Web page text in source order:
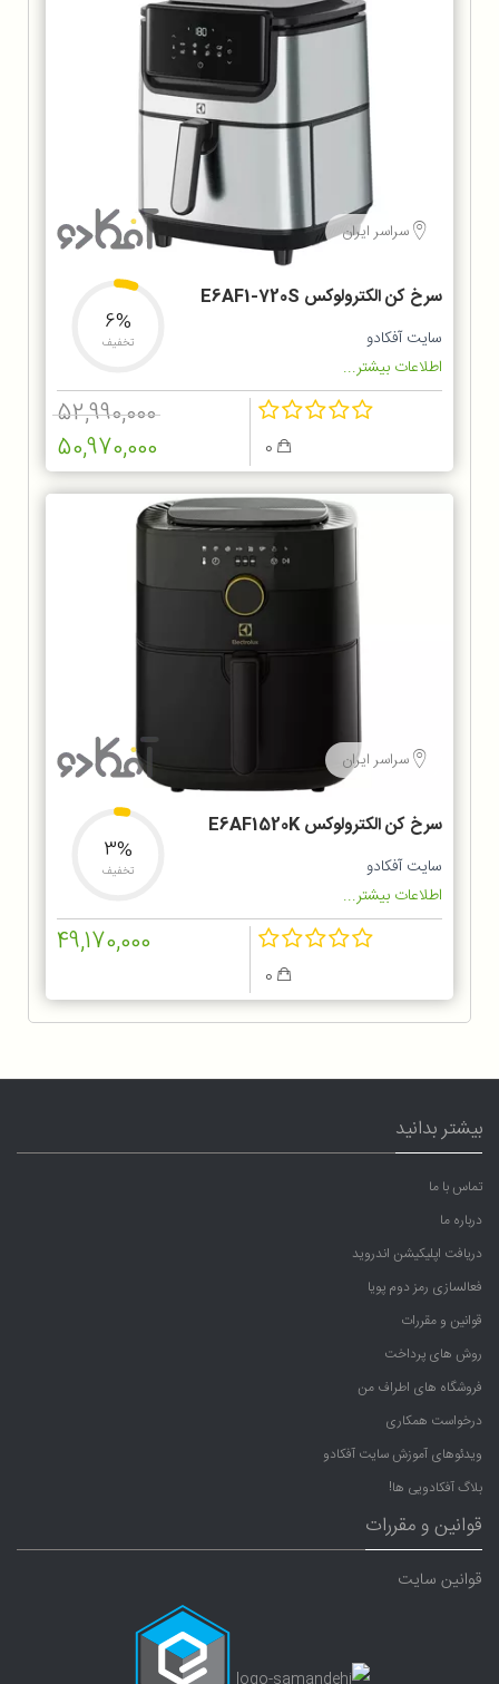
سراسر ایران
سرخ کن الکترولوکس E6AF1-720S
سایت آفکادو
اطلاعات بیشتر...
6%
تخفیف
52,990,000
50,970,000
سراسر ایران
سرخ کن الکترولوکس E6AF1520K
سایت آفکادو
اطلاعات بیشتر...
3%
تخفیف
49,170,000
بیشتر بدانید
تماس با ما
درباره ما
دریافت اپلیکیشن اندروید
فعالسازی رمز دوم پویا
قوانین و مقررات
روش های پرداخت
فروشگاه های اطراف من
درخواست همکاری
ویدئوهای آموزش سایت آفکادو
بلاگ آفکادویی ها!
قوانین و مقررات
قوانین سایت